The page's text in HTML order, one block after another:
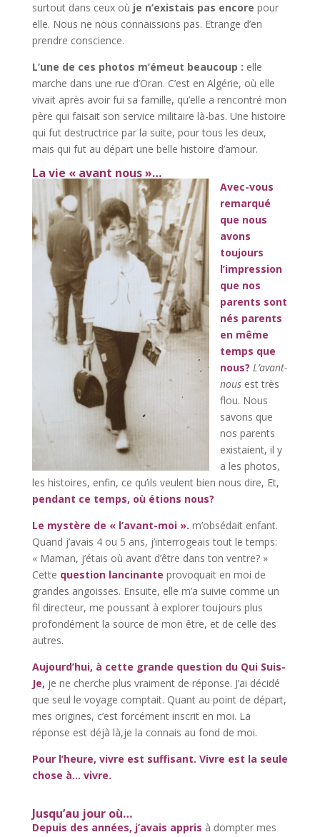
surtout dans ceux où je n’existais pas encore pour
elle. Nous ne nous connaissions pas. Etrange d’en
prendre conscience.
L’une de ces photos m’émeut beaucoup : elle
marche dans une rue d’Oran. C’est en Algérie, où elle
vivait après avoir fui sa famille, qu’elle a rencontré mon
père qui faisait son service militaire là-bas. Une histoire
qui fut destructrice par la suite, pour tous les deux,
mais qui fut au départ une belle histoire d’amour.
La vie « avant nous »…
Avec-vous
remarqué
que nous
avons
toujours
l’impression
que nos
parents sont
nés parents
en même
temps que
nous? L’avant-
nousest très
flou. Nous
savons que
nos parents
existaient, il y
a les photos,
les histoires, enfin, ce qu’ils veulent bien nous dire, Et,
pendant ce temps, où étions nous?
Le mystère de « l’avant-moi ». m’obsédait enfant.
Quand j’avais 4 ou 5 ans, j’interrogeais tout le temps:
« Maman, j’étais où avant d’être dans ton ventre? »
Cette question lancinante provoquait en moi de
grandes angoisses. Ensuite, elle m’a suivie comme un
fil directeur, me poussant à explorer toujours plus
profondément la source de mon être, et de celle des
autres.
Aujourd’hui, à cette grande question du Qui Suis-
Je, je ne cherche plus vraiment de réponse. J’ai décidé
que seul le voyage comptait. Quant au point de départ,
mes origines, c’est forcément inscrit en moi. La
réponse est déjà là,je la connais au fond de moi.
Pour l’heure, vivre est suffisant. Vivre est la seule
chose à… vivre.
Jusqu’au jour où…
Depuis des années, j’avais appris à dompter mes